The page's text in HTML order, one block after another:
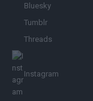
Bluesky
Tumblr
Threads
Instagram